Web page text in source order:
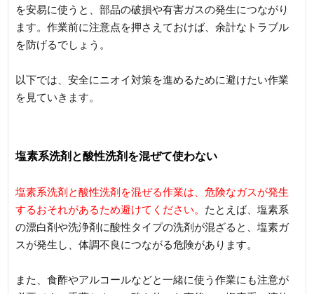
を安易に使うと、部品の破損や有害ガスの発生につながり
ます。作業前に注意点を押さえておけば、余計なトラブル
を防げるでしょう。
以下では、安全にニオイ対策を進めるために避けたい作業
を見ていきます。
塩素系洗剤と酸性洗剤を混ぜて使わない
塩素系洗剤と酸性洗剤を混ぜる作業は、危険なガスが発生
するおそれがあるため避けてください。 たとえば、塩素系
の漂白剤や洗浄剤に酸性タイプの洗剤が混ざると、塩素ガ
スが発生し、体調不良につながる危険があります。
また、食酢やアルコールなどと一緒に使う作業にも注意が